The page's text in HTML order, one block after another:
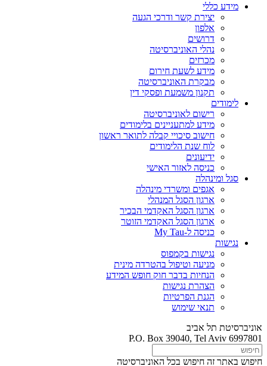
מידע כללי
יצירת קשר ודרכי הגעה
אלפון
דרושים
נהלי האוניברסיטה
מכרזים
מידע לשעת חירום
מבקרת האוניברסיטה
תקנון משמעת ופסקי דין
לימודים
רישום לאוניברסיטה
מידע למתעניינים בלימודים
חישוב סיכויי קבלה לתואר ראשון
לוח שנת הלימודים
ידיעונים
כניסה לאזור האישי
סגל ומינהלה
אגפים ומשרדי מינהלה
ארגון הסגל המנהלי
ארגון הסגל האקדמי הבכיר
ארגון הסגל האקדמי הזוטר
כניסה ל-My Tau
נגישות
נגישות בקמפוס
מניעה וטיפול בהטרדה מינית
הנחיות בדבר חוק חופש המידע
הצהרת נגישות
הגנת הפרטיות
תנאי שימוש
אוניברסיטת תל אביב
P.O. Box 39040, Tel Aviv 6997801
חיפוש באתר זה חיפוש בכל האוניברסיטה